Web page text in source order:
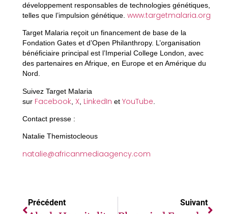
développement responsables de technologies génétiques,
telles que l’impulsion génétique. www.targetmalaria.org
Target Malaria reçoit un financement de base de la
Fondation Gates et d’Open Philanthropy. L’organisation
bénéficiaire principal est l’Imperial College London, avec
des partenaires en Afrique, en Europe et en Amérique du
Nord.
Suivez Target Malaria
sur Facebook X, LinkedIn et YouTube
Contact presse :
Natalie Themistocleous
natalie@africanmediaagency.com
Précédent Suivant